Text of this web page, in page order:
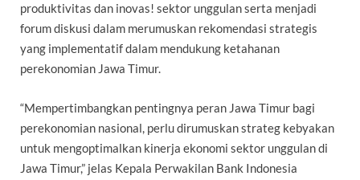
produktivitas dan inovas! sektor unggulan serta menjadi
forum diskusi dalam merumuskan rekomendasi strategis
yang implementatif dalam mendukung ketahanan
perekonomian Jawa Timur.
“Mempertimbangkan pentingnya peran Jawa Timur bagi
perekonomian nasional, perlu dirumuskan strateg kebyakan
untuk mengoptimalkan kinerja ekonomi sektor unggulan di
Jawa Timur,” jelas Kepala Perwakilan Bank Indonesia